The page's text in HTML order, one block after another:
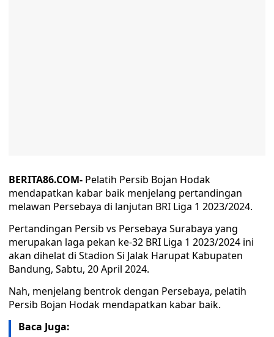
BERITA86.COM- Pelatih Persib Bojan Hodak
mendapatkan kabar baik menjelang pertandingan
melawan Persebaya di lanjutan BRI Liga 1 2023/2024.
Pertandingan Persib vs Persebaya Surabaya yang
merupakan laga pekan ke-32 BRI Liga 1 2023/2024 ini
akan dihelat di Stadion Si Jalak Harupat Kabupaten
Bandung, Sabtu, 20 April 2024.
Nah, menjelang bentrok dengan Persebaya, pelatih
Persib Bojan Hodak mendapatkan kabar baik.
Baca Juga: